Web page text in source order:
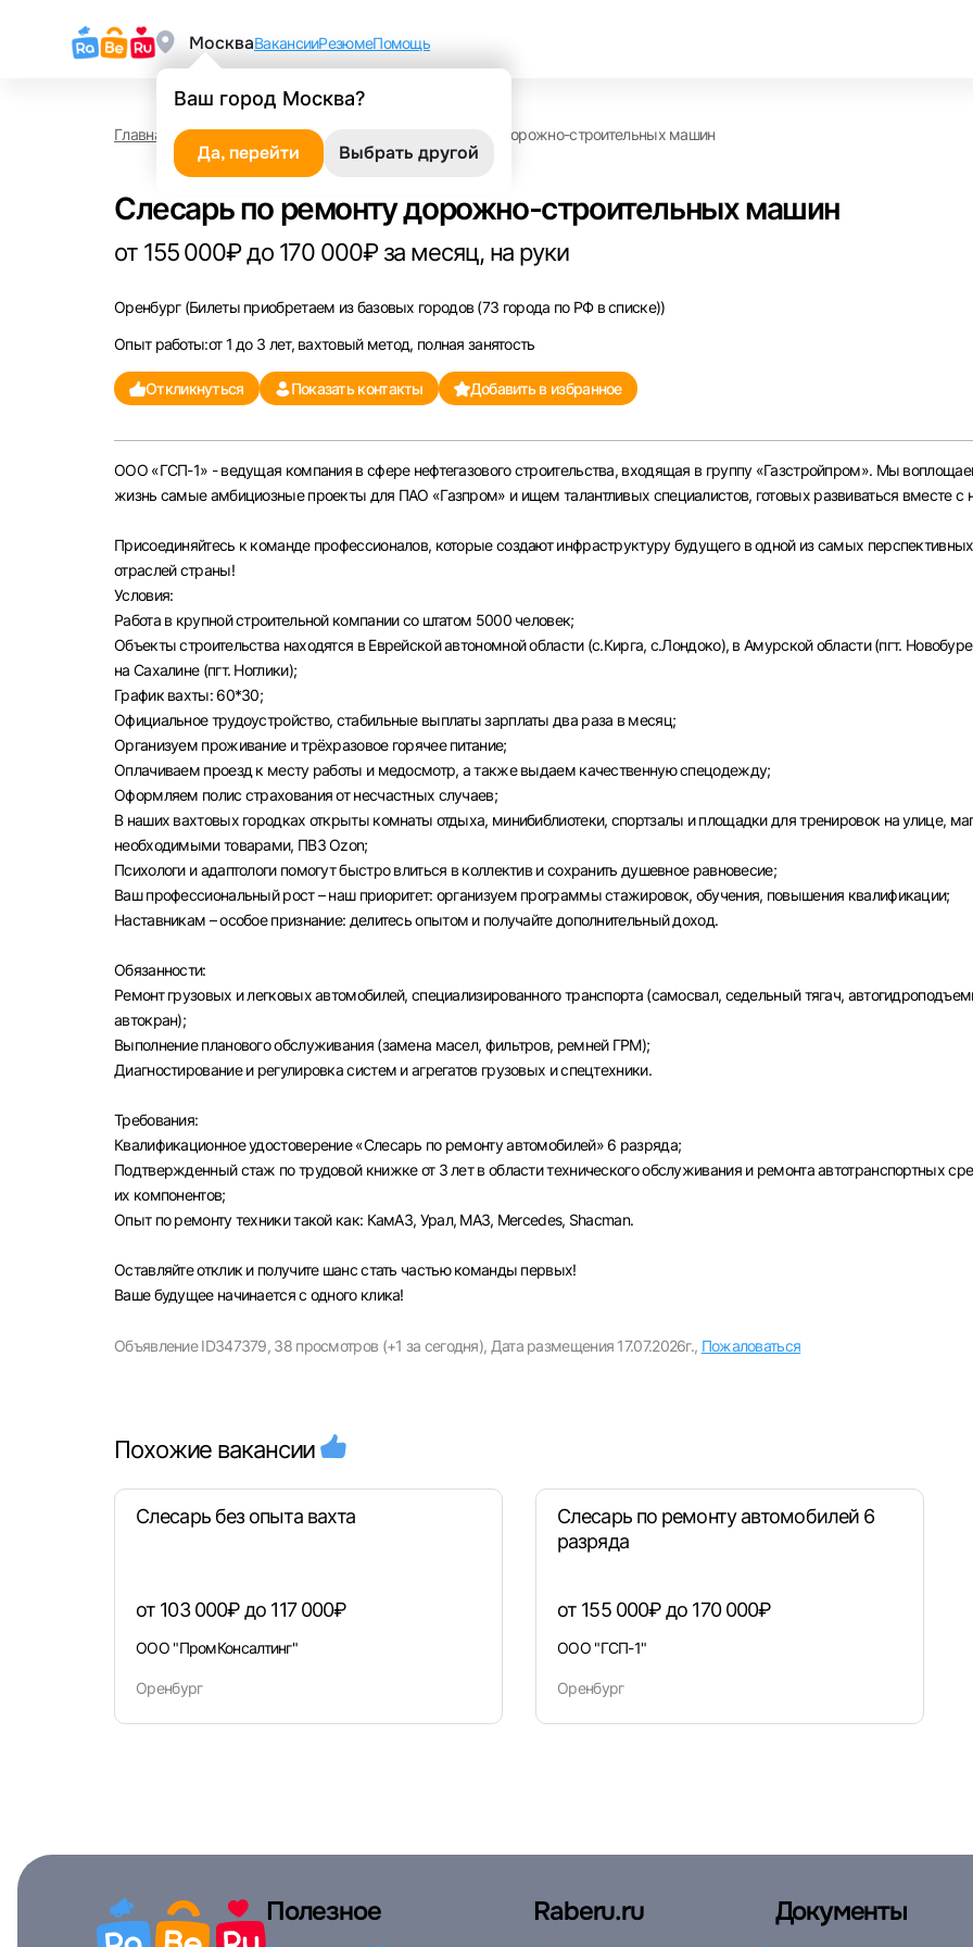
Москва
Ваш город Москва?
Да, перейти Выбрать другой
ВакансииРезюмеПомощь
Казань
Челябинск Пермь
Ульяновск
Курган Уфа
Войдите в личный кабинет, чтобы просматривать
E-mail или Телефон
Пароль
Главная Работа в Оренбурге Слесарь по ремонту дорожно-строительных машин
Слесарь по ремонту дорожно-строительных машин
от 155 000₽ до 170 000₽ за месяц, на руки
Оренбург (Билеты приобретаем из базовых городов (73 города по РФ в списке))
Опыт работы:от 1 до 3 лет, вахтовый метод, полная занятость
Откликнуться Показать контакты Добавить в избранное
ООО «ГСП-1» - ведущая компания в сфере нефтегазового строительства, входящая в группу «Газстройпром». Мы
жизнь самые амбициозные проекты для ПАО «Газпром» и ищем талантливых специалистов, готовых развиваться вместе с
Присоединяйтесь к команде профессионалов, которые создают инфраструктуру будущего в одной из самых перспективных
отраслей страны!
Условия:
Работа в крупной строительной компании со штатом 5000 человек;
Объекты строительства находятся в Еврейской автономной области (с.Кирга, с.Лондоко), в Амурской области (пгт.
на Сахалине (пгт. Ноглики);
График вахты: 60*30;
Официальное трудоустройство, стабильные выплаты зарплаты два раза в месяц;
Организуем проживание и трёхразовое горячее питание;
Оплачиваем проезд к месту работы и медосмотр, а также выдаем качественную спецодежду;
Оформляем полис страхования от несчастных случаев;
В наших вахтовых городках открыты комнаты отдыха, минибиблиотеки, спортзалы и площадки для тренировок на улице,
необходимыми товарами, ПВЗ Ozon;
Психологи и адаптологи помогут быстро влиться в коллектив и сохранить душевное равновесие;
Ваш профессиональный рост – наш приоритет: организуем программы стажировок, обучения, повышения квалификации;
Наставникам – особое признание: делитесь опытом и получайте дополнительный доход.
Обязанности:
Ремонт грузовых и легковых автомобилей, специализированного транспорта (самосвал, седельный тягач,
автокран);
Выполнение планового обслуживания (замена масел, фильтров, ремней ГРМ);
Диагностирование и регулировка систем и агрегатов грузовых и спецтехники.
Требования:
Квалификационное удостоверение «Слесарь по ремонту автомобилей» 6 разряда;
Подтвержденный стаж по трудовой книжке от 3 лет в области технического обслуживания и ремонта автотранспортных
их компонентов;
Опыт по ремонту техники такой как: КамАЗ, Урал, МАЗ, Mercedes, Shacman.
Оставляйте отклик и получите шанс стать частью команды первых!
Ваше будущее начинается с одного клика!
Объявление ID347379, 38 просмотров (+1 за сегодня), Дата размещения 17.07.2026г., Пожаловаться
Похожие вакансии
Слесарь без опыта вахта
от 103 000₽ до 117 000₽
ООО "ПромКонсалтинг"
Оренбург
Слесарь по ремонту автомобилей 6
разряда
от 155 000₽ до 170 000₽
ООО "ГСП-1"
Оренбург
Полезное Raberu.ru Документы